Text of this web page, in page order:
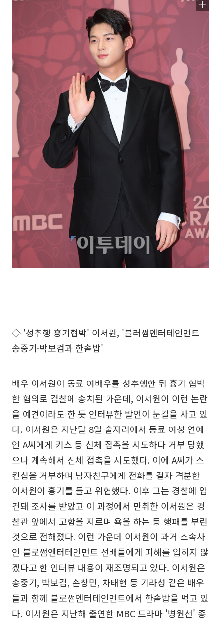
◇ '성추행 흉기협박' 이서원, '블러썸엔터테인먼트
송중기·박보검과 한솥밥'
배우 이서원이 동료 여배우를 성추행한 뒤 흉기 협박
한 혐의로 검찰에 송치된 가운데, 이서원이 이런 논란
을 예견이라도 한 듯 인터뷰한 발언이 눈길을 사고 있
다. 이서원은 지난달 8일 술자리에서 동료 여성 연예
인 A씨에게 키스 등 신체 접촉을 시도하다 거부 당했
으나 계속해서 신체 접촉을 시도했다. 이에 A씨가 스
킨십을 거부하며 남자친구에게 전화를 걸자 격분한
이서원이 흉기를 들고 위협했다. 이후 그는 경찰에 입
건돼 조사를 받았고 이 과정에서 만취한 이서원은 경
찰관 앞에서 고함을 지르며 욕을 하는 등 행패를 부린
것으로 전해졌다. 이런 가운데 이서원이 과거 소속사
인 블로썸엔터테인먼트 선배들에게 피해를 입히지 않
겠다고 한 인터뷰 내용이 재조명되고 있다. 이서원은
송중기, 박보검, 손창민, 차태현 등 기라성 같은 배우
들과 함께 블로썸엔터테인먼트에서 한솥밥을 먹고 있
다. 이서원은 지난해 출연한 MBC 드라마 '병원선' 종